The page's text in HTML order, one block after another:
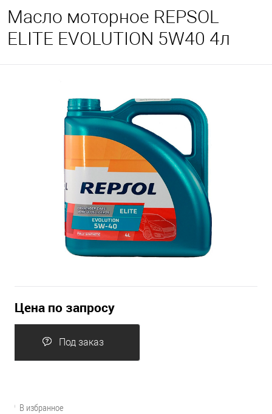
Масло моторное REPSOL
ELITE EVOLUTION 5W40 4л
Цена по запросу
Под заказ
В избранное